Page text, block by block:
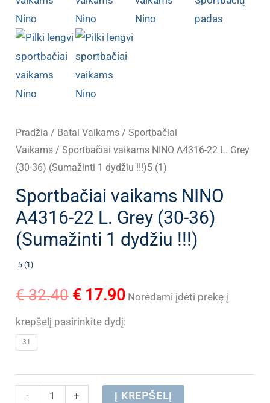
Pradžia / Batai Vaikams /Sportbačiai
Vaikams / Sportbačiai vaikams NINO A4316-22 L. Grey
(30-36) (Sumažinti 1 dydžiu !!!)5 (1)
Sportbačiai vaikams NINO
A4316-22 L. Grey (30-36)
(Sumažinti 1 dydžiu !!!)
5 (1)
€32.40 Original
price
€ 32.40.
€ 17.90Current
price
€ 17.90.
Norėdami įdėti prekę į
krepšelį pasirinkite dydį:
31
-
produkto
+ Į KREPŠELĮ